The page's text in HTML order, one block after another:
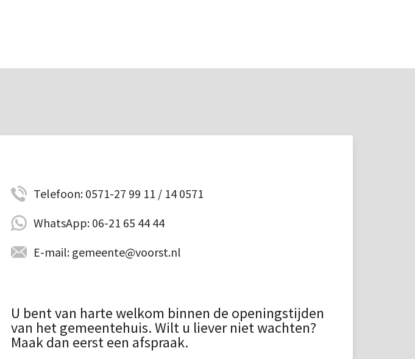
Telefoon: 0571-27 99 11 / 14 0571
WhatsApp: 06-21 65 44 44
E-mail: gemeente@voorst.nl
U bent van harte welkom binnen de openingstijden
van het gemeentehuis. Wilt u liever niet wachten?
Maak dan eerst een afspraak.